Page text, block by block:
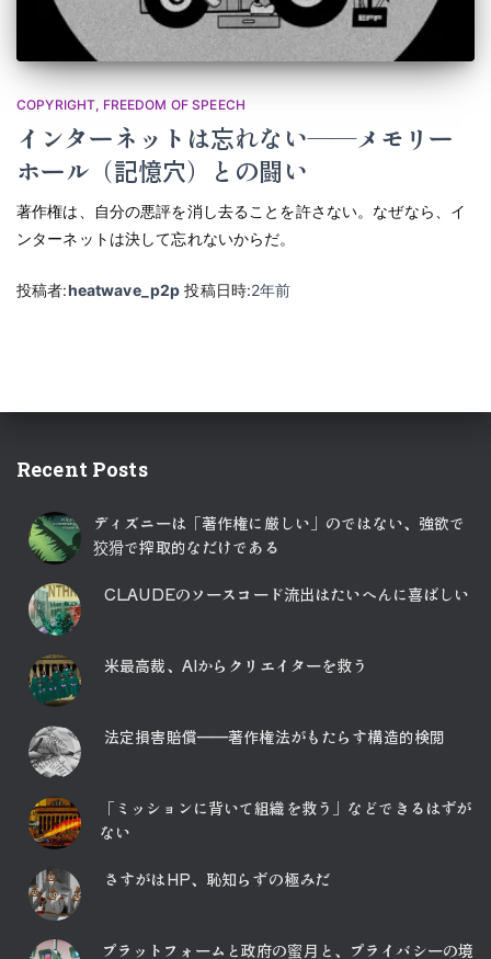
COPYRIGHT FREEDOM OF SPEECH
インターネットは忘れない――メモリー
ホール（記憶穴）との闘い
著作権は、自分の悪評を消し去ることを許さない。なぜなら、イ
ンターネットは決して忘れないからだ。
投稿者:heatwave_p2p 投稿日時:2年前
Recent Posts
ディズニーは「著作権に厳しい」のではない、強欲で
狡猾で搾取的なだけである
CLAUDEのソースコード流出はたいへんに喜ばしい
米最高裁、AIからクリエイターを救う
法定損害賠償――著作権法がもたらす構造的検閲
「ミッションに背いて組織を救う」などできるはずが
ない
さすがはHP、恥知らずの極みだ
プラットフォームと政府の蜜月と、プライバシーの境